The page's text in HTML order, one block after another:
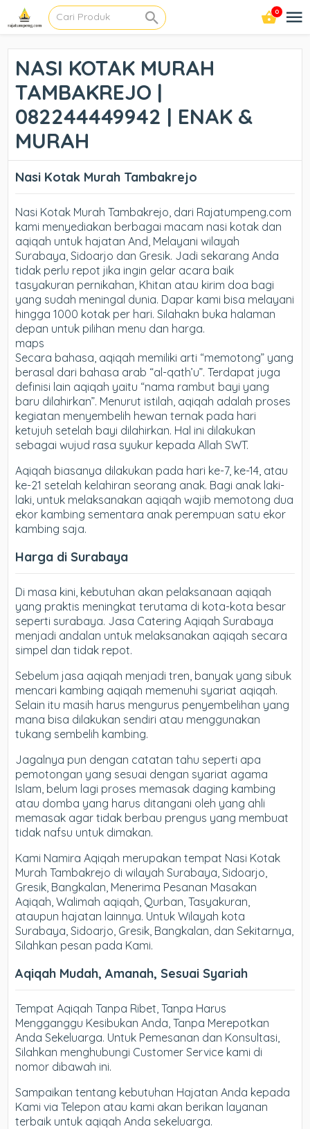
0
NASI KOTAK MURAH
TAMBAKREJO |
082244449942 | ENAK &
MURAH
Nasi Kotak Murah Tambakrejo
Nasi Kotak Murah Tambakrejo, dari Rajatumpeng.com
kami menyediakan berbagai macam nasi kotak dan
aqiqah untuk hajatan And, Melayani wilayah
Surabaya, Sidoarjo dan Gresik. Jadi sekarang Anda
tidak perlu repot jika ingin gelar acara baik
tasyakuran pernikahan, Khitan atau kirim doa bagi
yang sudah meningal dunia. Dapar kami bisa melayani
hingga 1000 kotak per hari. Silahakn buka halaman
depan untuk pilihan menu dan harga.
maps
Secara bahasa, aqiqah memiliki arti “memotong” yang
berasal dari bahasa arab “al-qath’u”. Terdapat juga
definisi lain aqiqah yaitu “nama rambut bayi yang
baru dilahirkan”. Menurut istilah, aqiqah adalah proses
kegiatan menyembelih hewan ternak pada hari
ketujuh setelah bayi dilahirkan. Hal ini dilakukan
sebagai wujud rasa syukur kepada Allah SWT.
Aqiqah biasanya dilakukan pada hari ke-7, ke-14, atau
ke-21 setelah kelahiran seorang anak. Bagi anak laki-
laki, untuk melaksanakan aqiqah wajib memotong dua
ekor kambing sementara anak perempuan satu ekor
kambing saja.
Harga di Surabaya
Di masa kini, kebutuhan akan pelaksanaan aqiqah
yang praktis meningkat terutama di kota-kota besar
seperti surabaya. Jasa Catering Aqiqah Surabaya
menjadi andalan untuk melaksanakan aqiqah secara
simpel dan tidak repot.
Sebelum jasa aqiqah menjadi tren, banyak yang sibuk
mencari kambing aqiqah memenuhi syariat aqiqah.
Selain itu masih harus mengurus penyembelihan yang
mana bisa dilakukan sendiri atau menggunakan
tukang sembelih kambing.
Jagalnya pun dengan catatan tahu seperti apa
pemotongan yang sesuai dengan syariat agama
Islam, belum lagi proses memasak daging kambing
atau domba yang harus ditangani oleh yang ahli
memasak agar tidak berbau prengus yang membuat
tidak nafsu untuk dimakan.
Kami Namira Aqiqah merupakan tempat Nasi Kotak
Murah Tambakrejo di wilayah Surabaya, Sidoarjo,
Gresik, Bangkalan, Menerima Pesanan Masakan
Aqiqah, Walimah aqiqah, Qurban, Tasyakuran,
ataupun hajatan lainnya. Untuk Wilayah kota
Surabaya, Sidoarjo, Gresik, Bangkalan, dan Sekitarnya,
Silahkan pesan pada Kami.
Aqiqah Mudah, Amanah, Sesuai Syariah
Tempat Aqiqah Tanpa Ribet, Tanpa Harus
Mengganggu Kesibukan Anda, Tanpa Merepotkan
Anda Sekeluarga. Untuk Pemesanan dan Konsultasi,
Silahkan menghubungi Customer Service kami di
nomor dibawah ini.
Sampaikan tentang kebutuhan Hajatan Anda kepada
Kami via Telepon atau kami akan berikan layanan
terbaik untuk aqiqah Anda sekeluarga.